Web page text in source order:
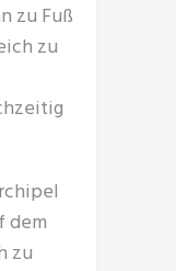
zu Fuß
zu
dem
zu